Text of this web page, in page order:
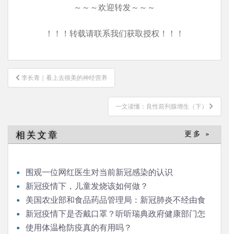
～～～欢迎转发～～～
！！！转载请联系我们获取授权！！！
文
章
李长青｜看上去很美的神经营养
一文读懂：良性前列腺增生（下）
相关文章 更多 »
围观一位网红医生对当前新冠感染的认识
新冠疫情下，儿童发烧该如何做？
美国农业部和食品药品管理局：新冠肺炎不经由食
品或食品包装传播
新冠疫情下是否戴口罩？听听瑞典政府健康部门怎
么说使用体温枪防疫真的有用吗？